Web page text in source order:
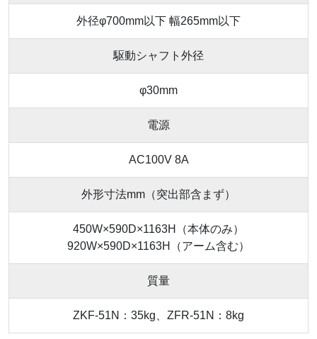
外径φ700mm以下 幅265mm以下
駆動シャフト外径
φ30mm
電源
AC100V 8A
外形寸法mm（突出部含まず）
450W×590D×1163H（本体のみ）
920W×590D×1163H（アーム含む）
質量
ZKF-51N：35kg、ZFR-51N：8kg